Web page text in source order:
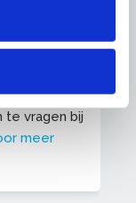
mogelijk
te vragen bij
meer